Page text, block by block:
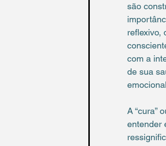
são
reflexivo,
com a
de sua
A “cura”
entender